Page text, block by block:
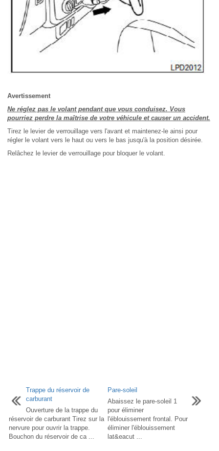
Avertissement
Ne réglez pas le volant pendant que vous conduisez. Vous
pourriez perdre la maîtrise de votre véhicule et causer un accident.
Tirez le levier de verrouillage vers l'avant et maintenez-le ainsi pour
régler le volant vers le haut ou vers le bas jusqu'à la position désirée.
Relâchez le levier de verrouillage pour bloquer le volant.
Trappe du réservoir de
carburant
Ouverture de la trappe du
réservoir de carburant Tirez sur la
nervure pour ouvrir la trappe.
Bouchon du réservoir de ca ...
Pare-soleil
Abaissez le pare-soleil 1
pour éliminer
l'éblouissement frontal. Pour
éliminer l'éblouissement
lat&eacut ...